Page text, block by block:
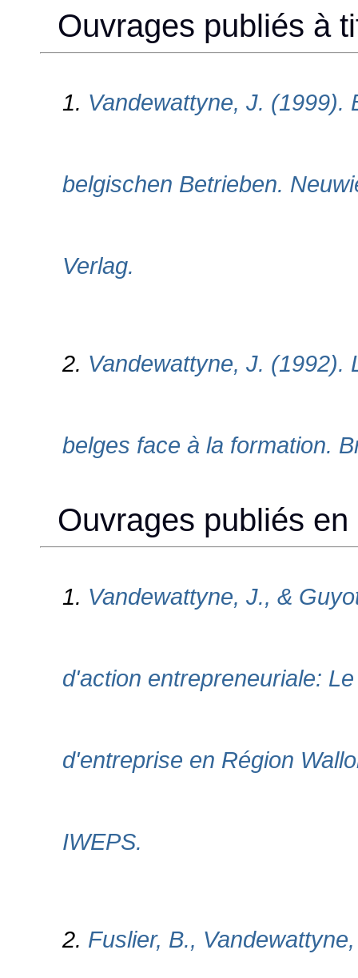
Ouvrages publiés à
1. Vandewattyne, J. (1999).
belgischen Betrieben.
Verlag.
2. Vandewattyne, J. (1992).
belges face à la formation.
Ouvrages publiés
1. Vandewattyne, J., &
d'action entrepreneuriale:
d'entreprise en Région
IWEPS.
2. Fuslier, B.,